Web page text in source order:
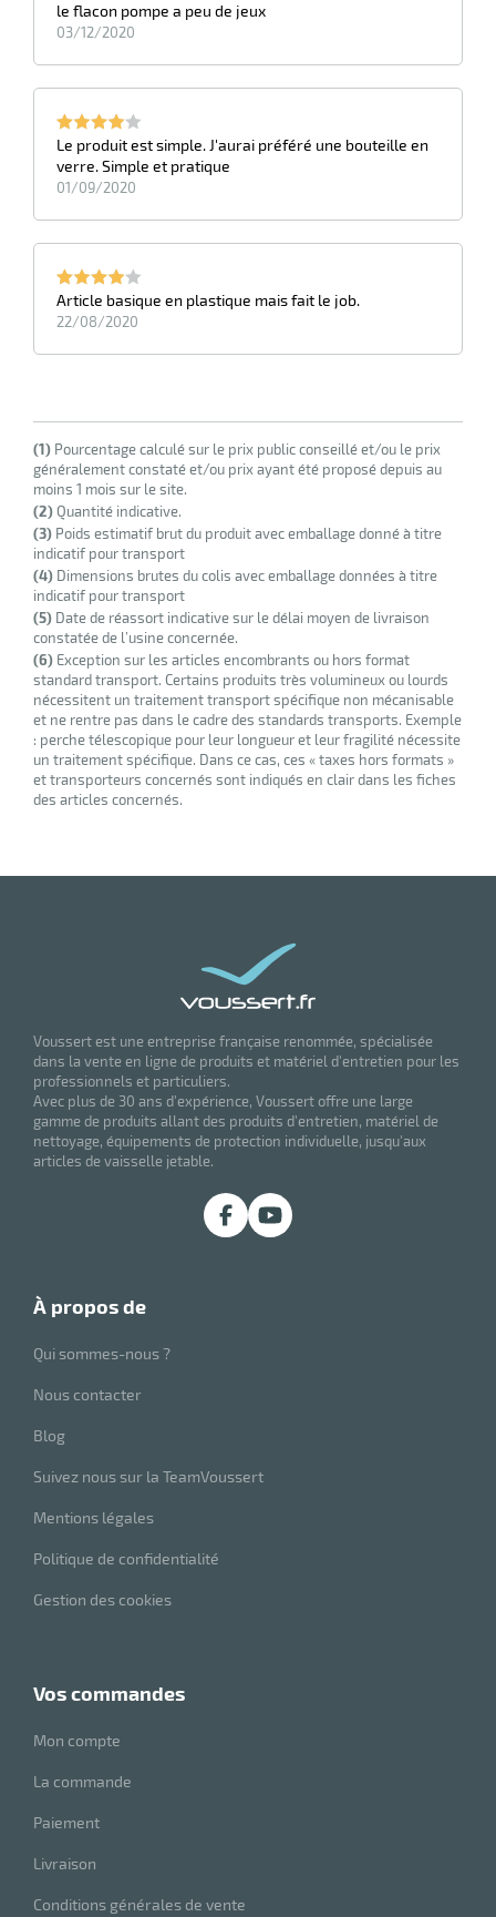
le flacon pompe a peu de jeux
03/12/2020
Le produit est simple. J'aurai préféré une bouteille en
verre. Simple et pratique
01/09/2020
Article basique en plastique mais fait le job.
22/08/2020
(1) Pourcentage calculé sur le prix public conseillé et/ou le prix
généralement constaté et/ou prix ayant été proposé depuis au
moins 1 mois sur le site.
(2)Quantité indicative.
(3) Poids estimatif brut du produit avec emballage donné à titre
indicatif pour transport
(4) Dimensions brutes du colis avec emballage données à titre
indicatif pour transport
(5) Date de réassort indicative sur le délai moyen de livraison
constatée de l’usine concernée.
(6) Exception sur les articles encombrants ou hors format
standard transport. Certains produits très volumineux ou lourds
nécessitent un traitement transport spécifique non mécanisable
et ne rentre pas dans le cadre des standards transports. Exemple
: perche télescopique pour leur longueur et leur fragilité nécessite
un traitement spécifique. Dans ce cas, ces « taxes hors formats »
et transporteurs concernés sont indiqués en clair dans les fiches
des articles concernés.
Voussert est une entreprise française renommée, spécialisée
dans la vente en ligne de produits et matériel d'entretien pour les
professionnels et particuliers.
Avec plus de 30 ans d'expérience, Voussert offre une large
gamme de produits allant des produits d'entretien, matériel de
nettoyage, équipements de protection individuelle, jusqu'aux
articles de vaisselle jetable.
à propos de
Qui sommes-nous ?
Nous contacter
Blog
Suivez nous sur la TeamVoussert
Mentions légales
Politique de confidentialité
Gestion des cookies
vos commandes
Mon compte
La commande
Paiement
Livraison
Conditions générales de vente